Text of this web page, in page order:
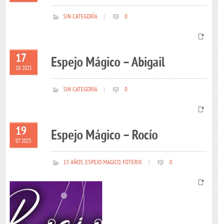
SIN CATEGORÍA 0
17
10 2025 Espejo Mágico – Abigail
SIN CATEGORÍA 0
19
07 2025 Espejo Mágico – Rocío
15 AÑOS,ESPEJO MAGICO,FOTERIX 0